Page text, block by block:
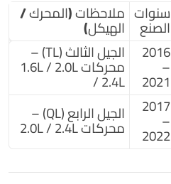
سنوات
الصنع
ملاحظات (المحرك /
الهيكل)
2016
–
2021
الجيل الثالث (TL) –
محركات 1.6L / 2.0L
/ 2.4L
2017
–
2022
الجيل الرابع (QL) –
محركات 2.0L / 2.4L